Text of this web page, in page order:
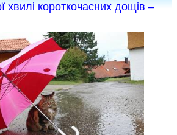
хвилі короткочасних дощів –